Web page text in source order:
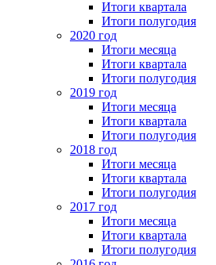
Итоги квартала
Итоги полугодия
2020 год
Итоги месяца
Итоги квартала
Итоги полугодия
2019 год
Итоги месяца
Итоги квартала
Итоги полугодия
2018 год
Итоги месяца
Итоги квартала
Итоги полугодия
2017 год
Итоги месяца
Итоги квартала
Итоги полугодия